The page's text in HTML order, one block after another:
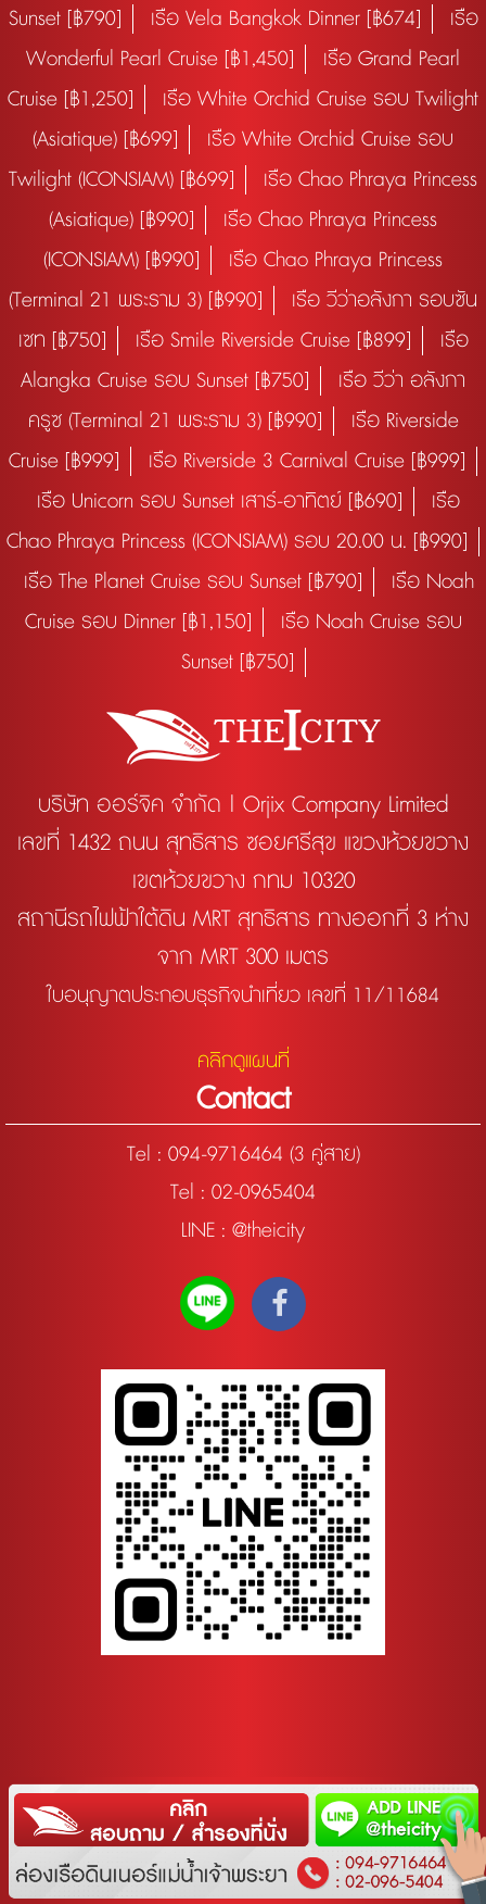
Sunset [฿790]
เรือ Vela Bangkok Dinner [฿674]
เรือ
Wonderful Pearl Cruise [฿1,450]
เรือ Grand Pearl
Cruise [฿1,250]
เรือ White Orchid Cruise รอบ Twilight
(Asiatique) [฿699]
เรือ White Orchid Cruise รอบ
Twilight (ICONSIAM) [฿699]
เรือ Chao Phraya Princess
(Asiatique) [฿990]
เรือ Chao Phraya Princess
(ICONSIAM) [฿990]
เรือ Chao Phraya Princess
(Terminal 21 พระราม 3) [฿990]
เรือ วีว่าอลังกา รอบซัน
เซท [฿750]
เรือ Smile Riverside Cruise [฿899]
เรือ
Alangka Cruise รอบ Sunset [฿750]
เรือ วีว่า อลังกา
ครูซ (Terminal 21 พระราม 3) [฿990]
เรือ Riverside
Cruise [฿999]
เรือ Riverside 3 Carnival Cruise [฿999]
เรือ Unicorn รอบ Sunset เสาร์-อาทิตย์ [฿690]
เรือ
Chao Phraya Princess (ICONSIAM) รอบ 20.00 น. [฿990]
เรือ The Planet Cruise รอบ Sunset [฿790]
เรือ Noah
Cruise รอบ Dinner [฿1,150]
เรือ Noah Cruise รอบ
Sunset [฿750]
บริษัท ออร์จิค จำกัด | Orjix Company Limited
เลขที่ 1432 ถนน สุทธิสาร ซอยศรีสุข แขวงห้วยขวาง
เขตห้วยขวาง กทม 10320
สถานีรถไฟฟ้าใต้ดิน MRT สุทธิสาร ทางออกที่ 3 ห่าง
จาก MRT 300 เมตร
ใบอนุญาตประกอบธุรกิจนำเที่ยว เลขที่ 11/11684
คลิกดูแผนที่
Contact
Tel : 094-9716464 (3 คู่สาย)
Tel : 02-0965404
LINE : @theicity
AMP Version
COPYRIGHT 2015 PROMOTIONDINNER.RAN4U.COMALLRIGHTS
RESERVED.
Communication Systems | Start |View
Shop ID: 38216